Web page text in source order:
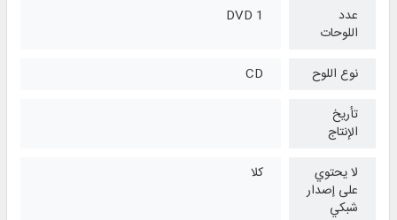
عدد
اللوحات
1 DVD
نوع اللوح
CD
تأريخ
الإنتاج
لا يحتوي
على إصدار
شبكي
كلا